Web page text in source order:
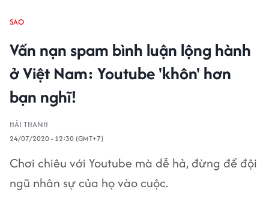
SAO
Vấn nạn spam bình luận lộng hành
ở Việt Nam: Youtube 'khôn' hơn
bạn nghĩ!
HẢI THANH
24/07/2020 - 12:30 (GMT+7)
Chơi chiêu với Youtube mà dễ hả, đừng để đội
ngũ nhân sự của họ vào cuộc.